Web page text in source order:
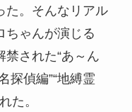
。そんなリアル
ちゃんが演じる
禁された“あ～ん
探偵編”“地縛霊
た。